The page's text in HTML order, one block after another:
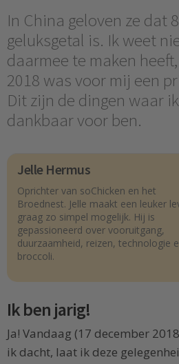
In China geloven ze dat
geluksgetal is. Ik weet
daarmee te maken
2018 was voor mij een
Dit zijn de dingen waar ik
dankbaar voor ben.
Jelle Hermus
Oprichter van soChicken en het
Broednest. Jelle maakt een leuker
graag zo simpel mogelijk. Hij is
gepassioneerd over vooruitgang,
duurzaamheid, reizen, technologie
broccoli.
Ik ben jarig!
Ja! Vandaag (17 december
ik dacht, laat ik deze